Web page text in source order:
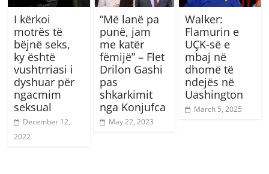
I kërkoi
motrës të
bëjnë seks,
ky është
vushtrriasi i
dyshuar për
ngacmim
seksual
December 12,
2022
“Më lanë pa
punë, jam
me katër
fëmijë” – Flet
Drilon Gashi
pas
shkarkimit
nga Konjufca
May 22, 2023
Walker:
Flamurin e
UÇK-së e
mbaj në
dhomë të
ndejës në
Uashington
March 5, 2025